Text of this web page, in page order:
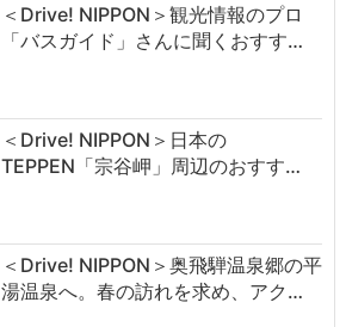
＜Drive! NIPPON＞観光情報のプロ
「バスガイド」さんに聞くおすす…
＜Drive! NIPPON＞日本の
TEPPEN「宗谷岬」周辺のおすす…
＜Drive! NIPPON＞奥飛騨温泉郷の平
湯温泉へ。春の訪れを求め、アク…